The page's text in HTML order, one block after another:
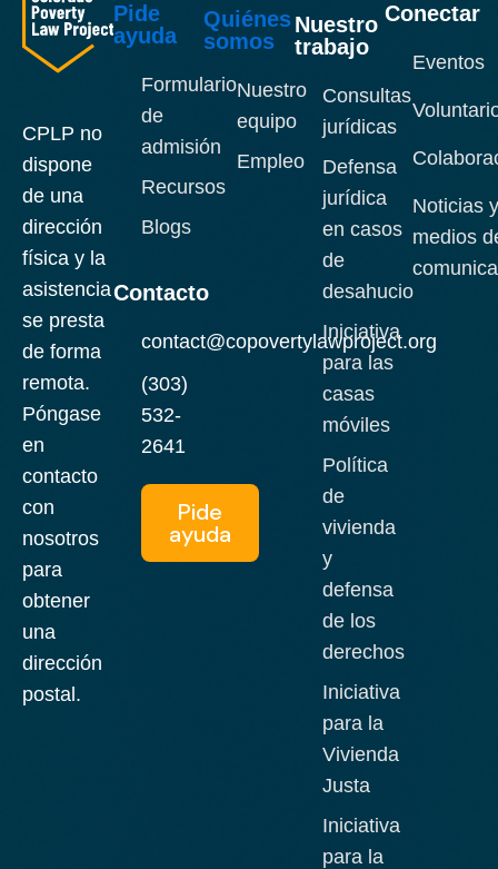
CPLP no
dispone
de una
dirección
física y la
asistencia
se presta
de forma
remota.
Póngase
en
contacto
con
nosotros
para
obtener
una
dirección
postal.
Pide
ayuda
Formulario
de
admisión
Recursos
Blogs
Contacto
contact@copovertylawproject.org
(303)
532-
2641
Pide
ayuda
Quiénes
somos
Nuestro
equipo
Empleo
Nuestro
trabajo
Consultas
jurídicas
Defensa
jurídica
en casos
de
desahucio
Iniciativa
para las
casas
móviles
Política
de
vivienda
y
defensa
de los
derechos
Iniciativa
para la
Vivienda
Justa
Iniciativa
para la
Conectar
Eventos
Noticias
medios